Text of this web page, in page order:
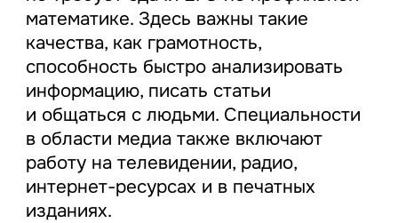
математике. Здесь важны такие
качества, как грамотность,
способность быстро анализировать
информацию, писать статьи
и общаться с людьми. Специальности
в области медиа также включают
работу на телевидении, радио,
интернет-ресурсах и в печатных
изданиях.